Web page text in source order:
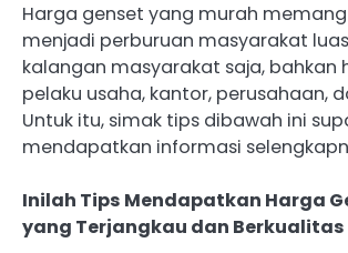
Harga genset yang murah
menjadi perburuan masyarakat
kalangan masyarakat saja, bahkan
pelaku usaha, kantor, perusahaan,
Untuk itu, simak tips dibawah ini
mendapatkan informasi
Inilah Tips Mendapatkan Harga
yang Terjangkau dan Berkualitas